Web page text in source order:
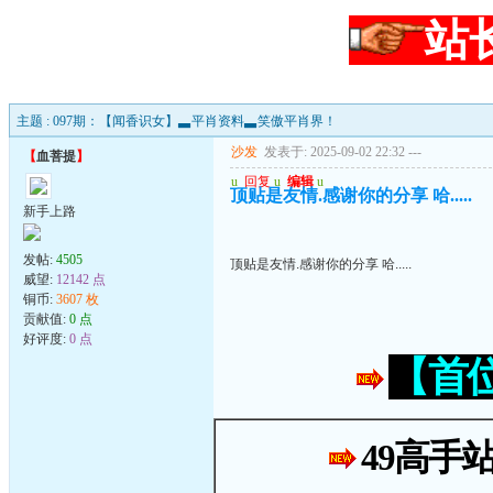
站
主题 : 097期：【闻香识女】▃平肖资料▃笑傲平肖界！
【血菩提】
新手上路
发帖: 4505
威望: 12142 点
铜币: 3607 枚
贡献值: 0 点
好评度: 0 点
沙发 发表于: 2025-09-02 22:32 ---
u 回复 u 编辑 u
顶贴是友情.感谢你的分享 哈.....
顶贴是友情.感谢你的分享 哈.....
【
49高手